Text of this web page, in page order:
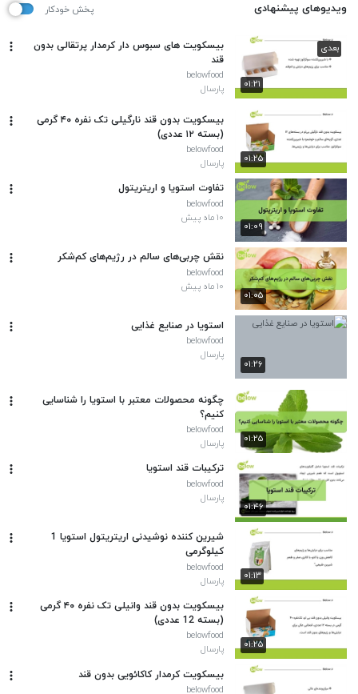
ویدیوهای پیشنهادی پخش خودکار
۰۱:۲۱
بعدی
بیسکویت های سبوس دار کرمدار پرتقالی بدون
قند
belowfood
پارسال
۰۱:۲۵
بیسکویت بدون قند نارگیلی تک نفره ۴۰ گرمی
(بسته ۱۲ عددی)
belowfood
پارسال
۰۱:۰۹
تفاوت استویا و اریتریتول
belowfood
۱۰ ماه پیش
۰۱:۰۵
نقش چربی‌های سالم در رژیم‌های کم‌شکر
belowfood
۱۰ ماه پیش
۰۱:۲۶
استویا در صنایع غذایی
belowfood
پارسال
۰۱:۲۵
چگونه محصولات معتبر با استویا را شناسایی
کنیم؟
belowfood
پارسال
۰۱:۴۶
ترکیبات قند استویا
belowfood
پارسال
۰۱:۱۳
شیرین کننده نوشیدنی اریتریتول استویا 1
کیلوگرمی
belowfood
پارسال
۰۱:۲۵
بیسکویت بدون قند وانیلی تک نفره ۴۰ گرمی
(بسته 12 عددی)
belowfood
پارسال
بیسکویت کرمدار کاکائویی بدون قند
belowfood